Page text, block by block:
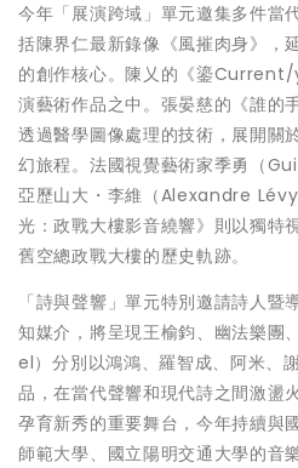
今年「展演跨域」單元邀集多件當
括陳界仁最新錄像《風摧肉身》，
的創作核心。陳乂的《鎏Current/
演藝術作品之中。張晏慈的《誰的
透過醫學圖像處理的技術，展開關
幻旅程。法國視覺藝術家季勇（
亞歷山大・李維（Alexandre
光：政戰大樓影音繞響》則以獨特
舊空總政戰大樓的歷史軌跡。
「詩與聲響」單元特別邀請詩人
知媒介，將呈現王榆鈞、幽法樂團
el）分別以鴻鴻、羅智成、阿米、
品，在當代聲響和現代詩之間激盪
孕育新秀的重要舞台，今年持續與
師範大學、國立陽明交通大學的音